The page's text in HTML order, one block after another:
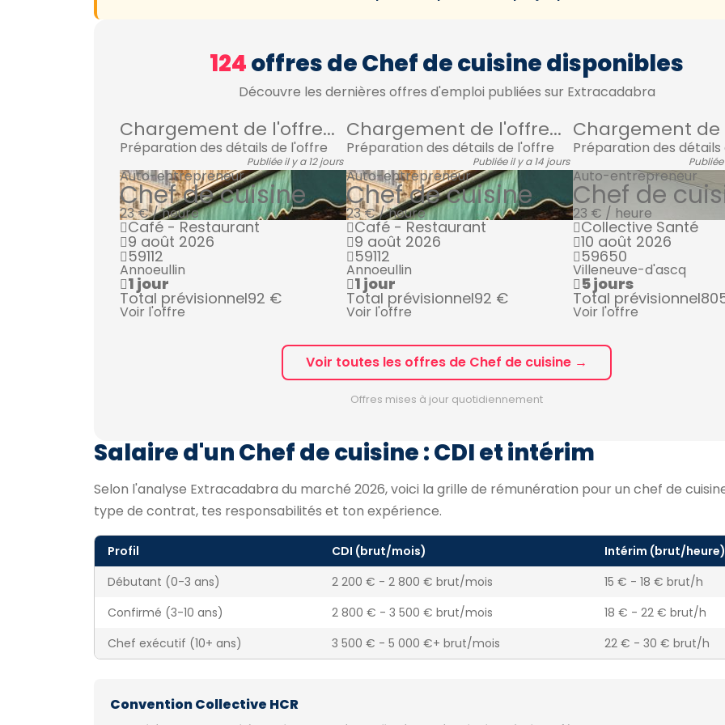
124offres de Chef de cuisine disponibles
Découvre les dernières offres d'emploi publiées sur Extracadabra
Chargement de l'offre...
Préparation des détails de l'offre
Publiée il y a 12 jours
Auto-entrepreneur
Chef de cuisine
23 € / heure
Café - Restaurant
9 août 2026
59112
Annoeullin
1 jour
Total prévisionnel92 €
Voir l'offre
Chargement de l'offre...
Préparation des détails de l'offre
Publiée il y a 14 jours
Auto-entrepreneur
Chef de cuisine
23 € / heure
Café - Restaurant
9 août 2026
59112
Annoeullin
1 jour
Total prévisionnel92 €
Voir l'offre
Chargement de
Préparation des détails
Publiée
Auto-entrepreneur
Chef de
23 € / heure
Collective Santé
10 août 2026
59650
Villeneuve-d'ascq
5 jours
Total prévisionnel
Voir l'offre
Voir toutes les offres de Chef de cuisine →
Offres mises à jour quotidiennement
Salaire d'un Chef de cuisine : CDI et intérim
Selon l'analyse Extracadabra du marché 2026, voici la grille de rémunération pour un chef de
type de contrat, tes responsabilités et ton expérience.
Profil CDI (brut/mois)
Intérim (brut/heure)
Débutant (0-3 ans)
2 200 € - 2 800 € brut/mois
15 € - 18 € brut/h
Confirmé (3-10 ans)
2 800 € - 3 500 € brut/mois
18 € - 22 € brut/h
Chef exécutif (10+ ans)
3 500 € - 5 000 €+ brut/mois 22 € - 30 € brut/h
Convention Collective HCR